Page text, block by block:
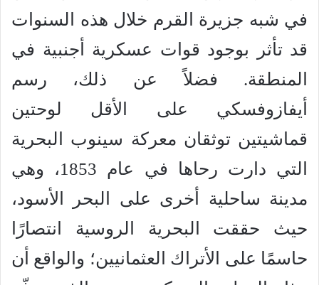
في شبه جزيرة القرم خلال هذه السنوات
قد تأثر بوجود قوات عسكرية أجنبية في
المنطقة. فضلاً عن ذلك، رسم
أيفازوفسكي على الأقل لوحتين
قماشيتين توثقان معركة سينوب البحرية
التي دارت رحاها في عام 1853، وهي
مدينة ساحلية أخرى على البحر الأسود،
حيث حققت البحرية الروسية انتصارًا
حاسمًا على الأتراك العثمانيين؛ والواقع أن